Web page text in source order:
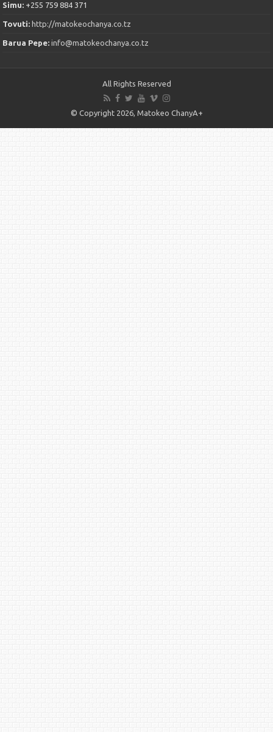
Simu: +255 759 884 371
Tovuti: http://matokeochanya.co.tz
Barua Pepe:info@matokeochanya.co.tz
All Rights Reserved
© Copyright 2026, Matokeo ChanyA+